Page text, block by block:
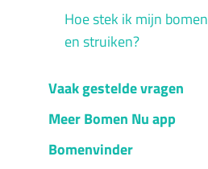
Hoe stek ik mijn bomen
en struiken?
Vaak gestelde vragen
Meer Bomen Nu app
Bomenvinder